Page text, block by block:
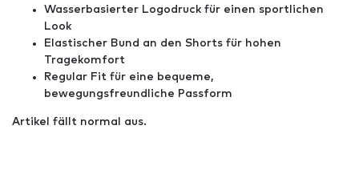
Wasserbasierter Logodruck für einen sportlichen
Look
Elastischer Bund an den Shorts für hohen
Tragekomfort
Regular Fit für eine bequeme,
bewegungsfreundliche Passform
Artikel fällt normal aus.